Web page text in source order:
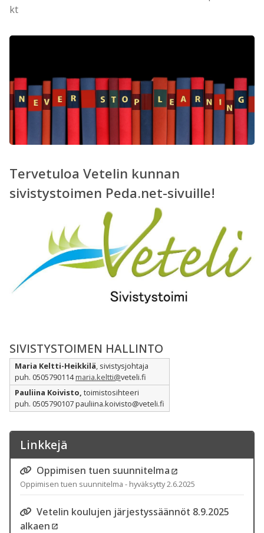
kt
Tervetuloa Vetelin kunnan
sivistystoimen Peda.net-sivuille!
SIVISTYSTOIMEN HALLINTO
Maria Keltti-Heikkilä , sivistysjohtaja
puh. 0505790114maria.keltti@veteli.fi
Pauliina Koivisto, toimistosihteeri
puh. 0505790107 pauliina.koivisto@veteli.fi
Linkkejä
Oppimisen tuen suunnitelma
Oppimisen tuen suunnitelma - hyväksytty 2.6.2025
Vetelin koulujen järjestyssäännöt 8.9.2025
alkaen